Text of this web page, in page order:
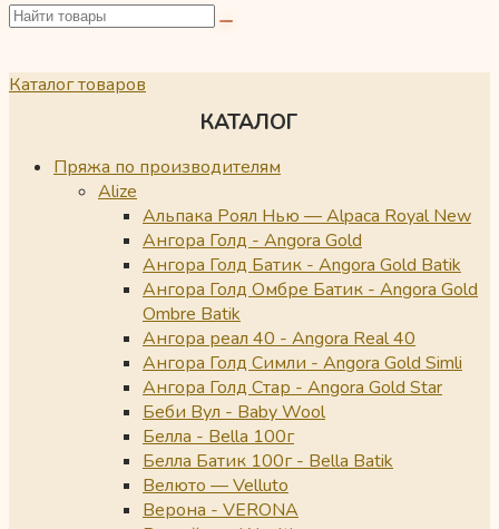
Каталог товаров
КАТАЛОГ
Пряжа по производителям
Alize
Альпака Роял Нью — Alpaca Royal New
Ангора Голд - Angora Gold
Ангора Голд Батик - Angora Gold Batik
Ангора Голд Омбре Батик - Angora Gold
Ombre Batik
Ангора реал 40 - Angora Real 40
Ангора Голд Симли - Angora Gold Simli
Ангора Голд Стар - Angora Gold Star
Беби Вул - Baby Wool
Белла - Bella 100г
Белла Батик 100г - Bella Batik
Велюто — Velluto
Верона - VERONA